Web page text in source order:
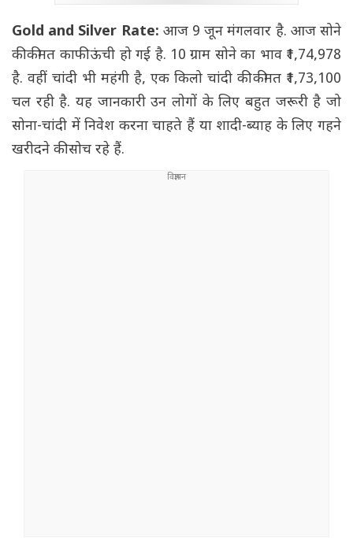
Gold and Silver Rate: आज 9 जून मंगलवार है. आज सोने
की कीमत काफी ऊंची हो गई है. 10 ग्राम सोने का भाव ₹1,74,978
है. वहीं चांदी भी महंगी है, एक किलो चांदी की कीमत ₹1,73,100
चल रही है. यह जानकारी उन लोगों के लिए बहुत जरूरी है जो
सोना-चांदी में निवेश करना चाहते हैं या शादी-ब्याह के लिए गहने
खरीदने की सोच रहे हैं.